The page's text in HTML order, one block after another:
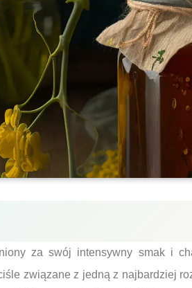
za swój intensywny smak i
związane z jedną z najbardziej